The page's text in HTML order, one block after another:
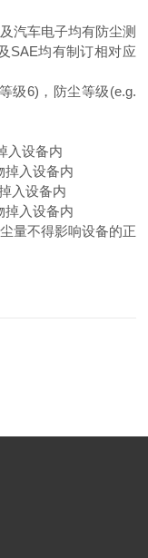
汽车电子均有防尘测
SAE均有制订相对应
级6)，防尘等级(e.g.
入设备内
掉入设备内
入设备内
掉入设备内
量不得影响设备的正